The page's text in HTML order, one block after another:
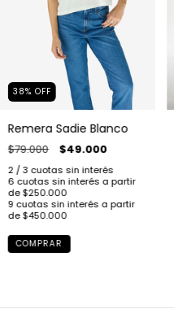
38% OFF
Remera Sadie Blanco
$79.000 $49.000
COMPRAR